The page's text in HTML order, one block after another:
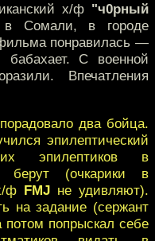
х/ф "ч0рный
в Сомали, в городе
понравилась —
бабахает. С военной
Впечатления
два бойца.
эпилептический
эпилептиков в
берут (очкарики в
ф FMJ не удивляют).
на задание (сержант
потом попрыскал себе